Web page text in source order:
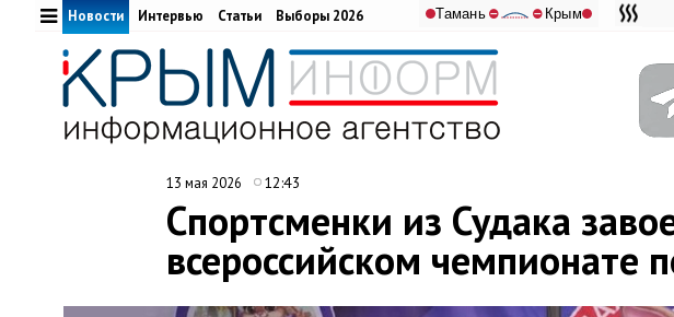
Ай-Петри:
Тамань ⛔ ⛔ Крым
Новости Интервью Статьи Выборы 2026
13 мая 2026 12:43
Спортсменки из Судака
всероссийском чемпионате